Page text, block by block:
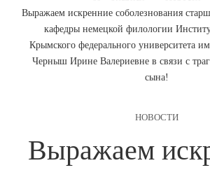
Выражаем искренние соболезнования
кафедры немецкой филологии
Крымского федерального университета
Черныш Ирине Валериевне в связи с
сына!
НОВОСТИ
Выражаем